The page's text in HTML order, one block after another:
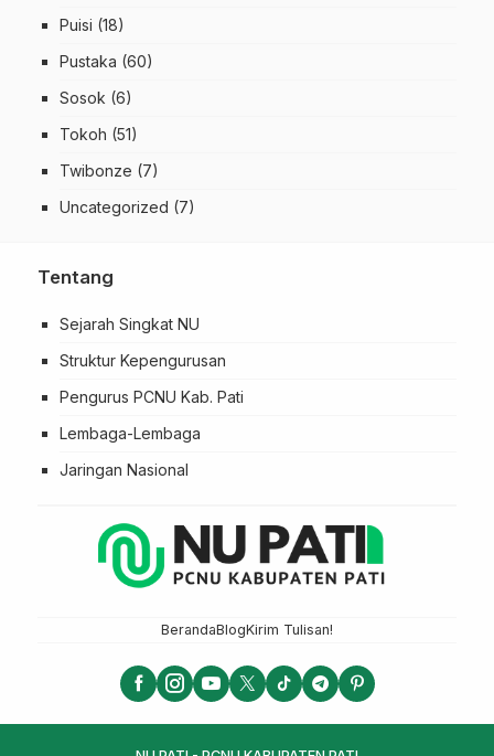
Puisi (18)
Pustaka (60)
Sosok (6)
Tokoh (51)
Twibonze (7)
Uncategorized (7)
Tentang
Sejarah Singkat NU
Struktur Kepengurusan
Pengurus PCNU Kab. Pati
Lembaga-Lembaga
Jaringan Nasional
BerandaBlogKirim Tulisan!